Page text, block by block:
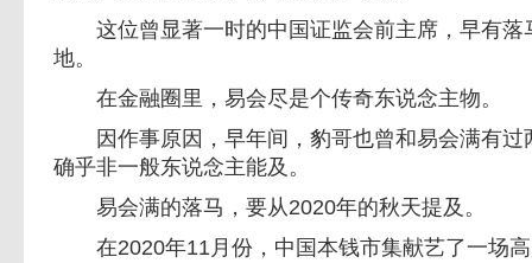
这位曾显著一时的中国证监会前主席，早有落
地。
在金融圈里，易会尽是个传奇东说念主物。
因作事原因，早年间，豹哥也曾和易会满有过
确乎非一般东说念主能及。
易会满的落马，要从2020年的秋天提及。
在2020年11月份，中国本钱市集献艺了一场高